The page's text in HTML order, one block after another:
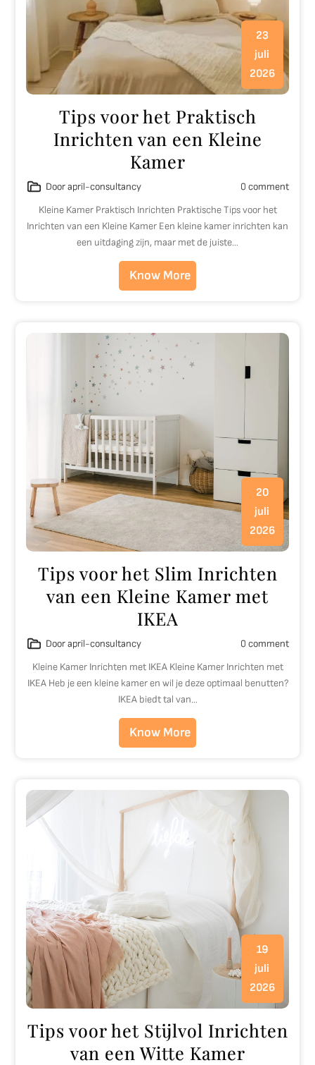
23
juli
2026
Tips voor het Praktisch
Inrichten van een Kleine
Kamer
Door april-consultancy
0 comment
Kleine Kamer Praktisch Inrichten Praktische Tips voor het
Inrichten van een Kleine Kamer Een kleine kamer inrichten kan
een uitdaging zijn, maar met de juiste…
Know More
20
juli
2026
Tips voor het Slim Inrichten
van een Kleine Kamer met
IKEA
Door april-consultancy
0 comment
Kleine Kamer Inrichten met IKEA Kleine Kamer Inrichten met
IKEA Heb je een kleine kamer en wil je deze optimaal benutten?
IKEA biedt tal van…
Know More
19
juli
2026
Tips voor het Stijlvol Inrichten
van een Witte Kamer